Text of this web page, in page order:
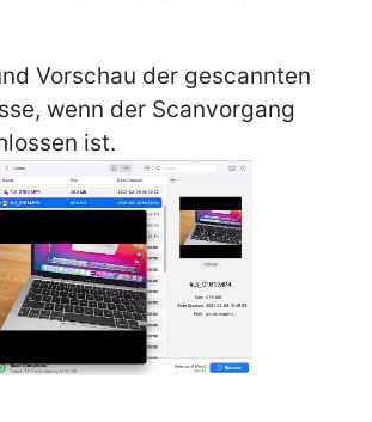
Vorschau der gescannten
wenn der Scanvorgang
ist.